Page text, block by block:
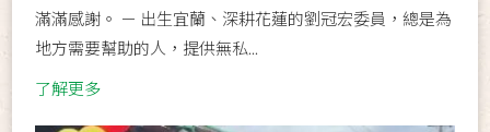
滿滿感謝。 － 出生宜蘭、深耕花蓮的劉冠宏委員，總是為
地方需要幫助的人，提供無私...
了解更多